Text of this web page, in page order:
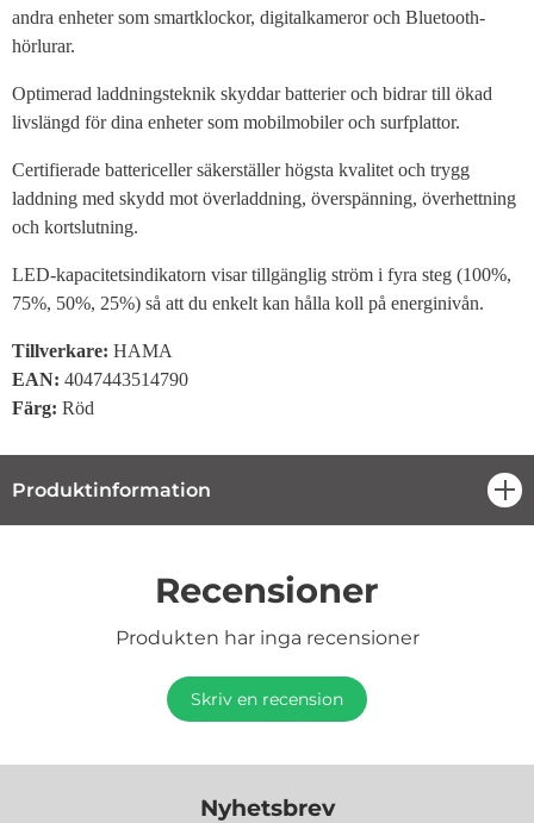
andra enheter som smartklockor, digitalkameror och Bluetooth-
hörlurar.
Optimerad laddningsteknik skyddar batterier och bidrar till ökad
livslängd för dina enheter som mobilmobiler och surfplattor.
Certifierade battericeller säkerställer högsta kvalitet och trygg
laddning med skydd mot överladdning, överspänning, överhettning
och kortslutning.
LED-kapacitetsindikatorn visar tillgänglig ström i fyra steg (100%,
75%, 50%, 25%) så att du enkelt kan hålla koll på energinivån.
Tillverkare: HAMA
EAN: 4047443514790
Färg: Röd
Produktinformation
Recensioner
Produkten har inga recensioner
Skriv en recension
Nyhetsbrev